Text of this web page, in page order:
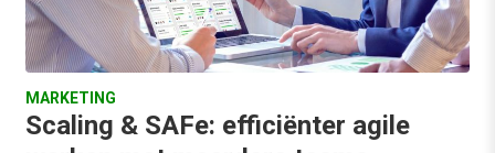
MARKETING
Scaling & SAFe: efficiënter agile